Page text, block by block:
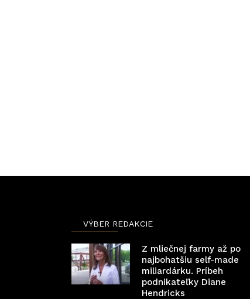
VÝBER REDAKCIE
Z mliečnej farmy až po
najbohatšiu self-made
miliardárku. Príbeh
podnikateľky Diane
Hendricks